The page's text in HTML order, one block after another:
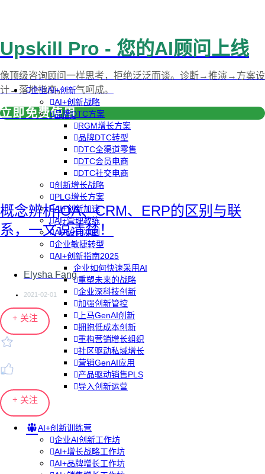
企业AI+创新
AI+创新战略
品牌DTC方案
RGM增长方案
品牌DTC转型
DTC全渠道零售
DTC会员电商
DTC社交电商
创新增长战略
PLG增长方案
AI+创新加速
AI+管理教练
AI+设计冲刺
企业敏捷转型
AI+创新指南2025
企业如何快速采用AI
重塑未来的战略
企业深科技创新
加强创新管控
上马GenAI创新
拥抱低成本创新
重构营销增长组织
社区驱动私域增长
营销GenAI应用
产品驱动销售PLS
导入创新运营
AI+创新训练营
企业AI创新工作坊
AI+增长战略工作坊
AI+品牌增长工作坊
Upskill Pro - 您的AI顾问上线
像顶级咨询顾问一样思考，拒绝泛泛而谈。诊断→推演→方案设
计→落地指南，一气呵成。
立即免费使用
概念辨析|OA、CRM、ERP的区别与联
系，一文说清楚！
Elysha Fang
2021-02-01
+ 关注
+ 关注